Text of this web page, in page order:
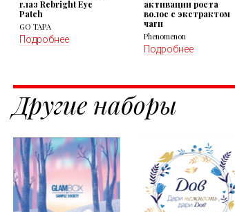
глаз Rebright Eye
Patch
GO TAPA
Подробнее
активации роста
волос с экстрактом
чаги
Phenomenon
Подробнее
Другие наборы